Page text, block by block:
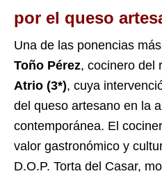
por el queso
Una de las ponencias
Toño Pérez, cocinero del
Atrio (3*), cuya
del queso artesano en la
contemporánea. El
valor gastronómico y
D.O.P. Torta del Casar,